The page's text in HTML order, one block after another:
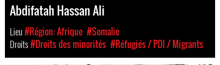
Abdifatah Hassan Ali
Lieu#Région: Afrique #Somalie
Droits#Droits des minorités #Réfugiés / PDI / Migrants